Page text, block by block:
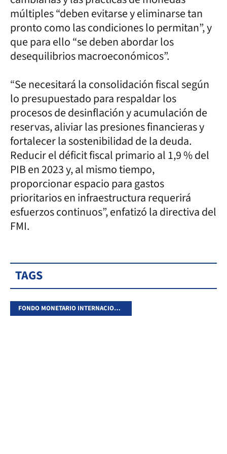
múltiples “deben evitarse y eliminarse tan
pronto como las condiciones lo permitan”, y
que para ello “se deben abordar los
desequilibrios macroeconómicos”.
“Se necesitará la consolidación fiscal según
lo presupuestado para respaldar los
procesos de desinflación y acumulación de
reservas, aliviar las presiones financieras y
fortalecer la sostenibilidad de la deuda.
Reducir el déficit fiscal primario al 1,9 % del
PIB en 2023 y, al mismo tiempo,
proporcionar espacio para gastos
prioritarios en infraestructura requerirá
esfuerzos continuos”, enfatizó la directiva del
FMI.
TAGS
FONDO MONETARIO INTERNACIONAL